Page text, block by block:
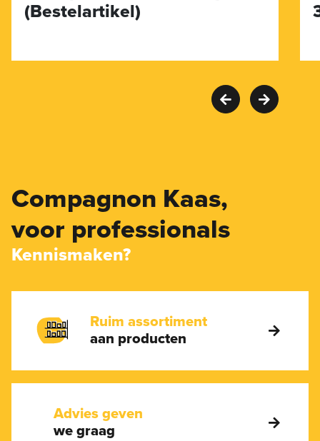
(Bestelartikel)
Compagnon Kaas,
voor professionals
Kennismaken?
Ruim assortiment
aan producten
Advies geven
we graag